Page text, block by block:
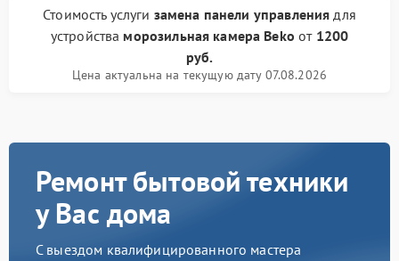
Стоимость услуги замена панели управления для
устройства морозильная камера Beko от 1200
руб.
Цена актуальна на текущую дату 07.08.2026
Ремонт бытовой техники
у Вас дома
С выездом квалифицированного мастера